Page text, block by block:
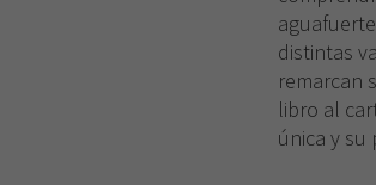
distintas
remarcan
libro al
única y su